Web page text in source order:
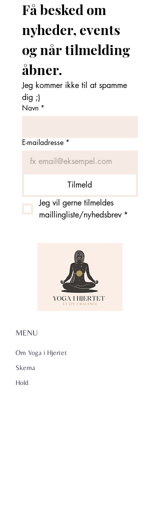
Få besked om
nyheder, events
og når tilmelding
Jeg kommer ikke til at spamme
dig ;)
Navn *
E-mailadresse *
Tilmeld
Jeg vil gerne tilmeldes
maillingliste/nyhedsbrev *
MENU
Om Yoga i Hjertet
Skema
Hold